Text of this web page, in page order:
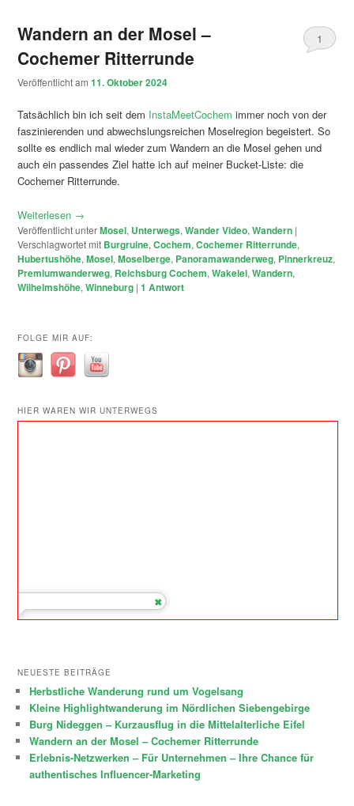
Wandern an der Mosel –
Cochemer Ritterrunde
Veröffentlicht am11. Oktober 2024
1
Tatsächlich bin ich seit dem InstaMeetCochem immer noch von der
faszinierenden und abwechslungsreichen Moselregion begeistert. So
sollte es endlich mal wieder zum Wandern an die Mosel gehen und
auch ein passendes Ziel hatte ich auf meiner Bucket-Liste: die
Cochemer Ritterrunde.
Weiterlesen →
Veröffentlicht unterMosel, Unterwegs,Wander Video,Wandern |
Verschlagwortet mit Burgruine,Cochem,Cochemer Ritterrunde,
Hubertushöhe,Mosel,Moselberge, Panoramawanderweg, Pinnerkreuz,
Premiumwanderweg, Reichsburg Cochem,Wakelei,Wandern,
Wilhelmshöhe,Winneburg |1 Antwort
FOLGE MIR AUF:
HIER WAREN WIR UNTERWEGS
NEUESTE BEITRÄGE
Herbstliche Wanderung rund um Vogelsang
Kleine Highlightwanderung im Nördlichen Siebengebirge
Burg Nideggen – Kurzausflug in die Mittelalterliche Eifel
Wandern an der Mosel – Cochemer Ritterrunde
Erlebnis-Netzwerken – Für Unternehmen – Ihre Chance für
authentisches Influencer-Marketing